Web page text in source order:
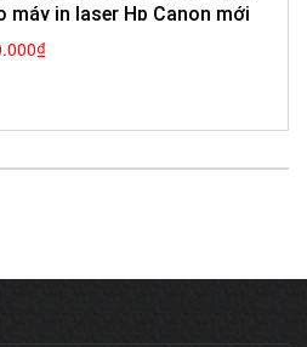
máy in laser Hp Canon mới